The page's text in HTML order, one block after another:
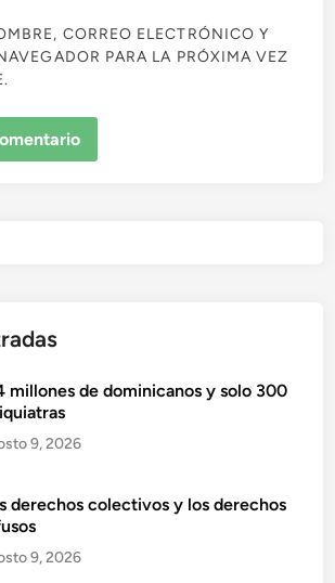
CORREO ELECTRÓNICO Y
PARA LA PRÓXIMA VEZ
millones de dominicanos y solo 300
9, 2026
derechos colectivos y los derechos
9, 2026